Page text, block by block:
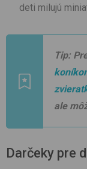
deti milujú
Tip:
ale
Darčeky pre